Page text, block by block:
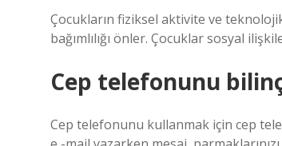
Çocukların fiziksel aktivite ve
bağımlılığı önler. Çocuklar sosyal
Cep telefonunu
Cep telefonunu kullanmak için cep